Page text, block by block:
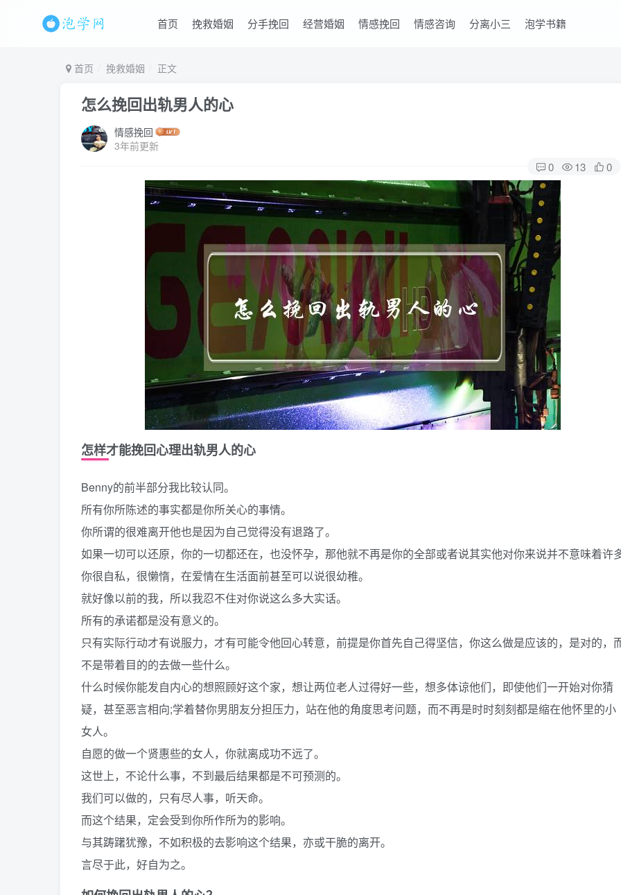
首页 挽救婚姻 分手挽回 经营婚姻 情感挽回 情感咨询 分离小三 泡学书籍
首页 挽救婚姻 正文
怎么挽回出轨男人的心
情感挽回
3年前更新
0 13 0
怎样才能挽回心理出轨男人的心
Benny的前半部分我比较认同。
所有你所陈述的事实都是你所关心的事情。
你所谓的很难离开他也是因为自己觉得没有退路了。
如果一切可以还原，你的一切都还在，也没怀孕，那他就不再是你的全部或者说其实他对你来说并不意味着许
你很自私，很懒惰，在爱情在生活面前甚至可以说很幼稚。
就好像以前的我，所以我忍不住对你说这么多大实话。
所有的承诺都是没有意义的。
只有实际行动才有说服力，才有可能令他回心转意，前提是你首先自己得坚信，你这么做是应该的，是对的，
不是带着目的的去做一些什么。
什么时候你能发自内心的想照顾好这个家，想让两位老人过得好一些，想多体谅他们，即使他们一开始对你猜
疑，甚至恶言相向;学着替你男朋友分担压力，站在他的角度思考问题，而不再是时时刻刻都是缩在他怀里的小
女人。
自愿的做一个贤惠些的女人，你就离成功不远了。
这世上，不论什么事，不到最后结果都是不可预测的。
我们可以做的，只有尽人事，听天命。
而这个结果，定会受到你所作所为的影响。
与其踌躇犹豫，不如积极的去影响这个结果，亦或干脆的离开。
言尽于此，好自为之。